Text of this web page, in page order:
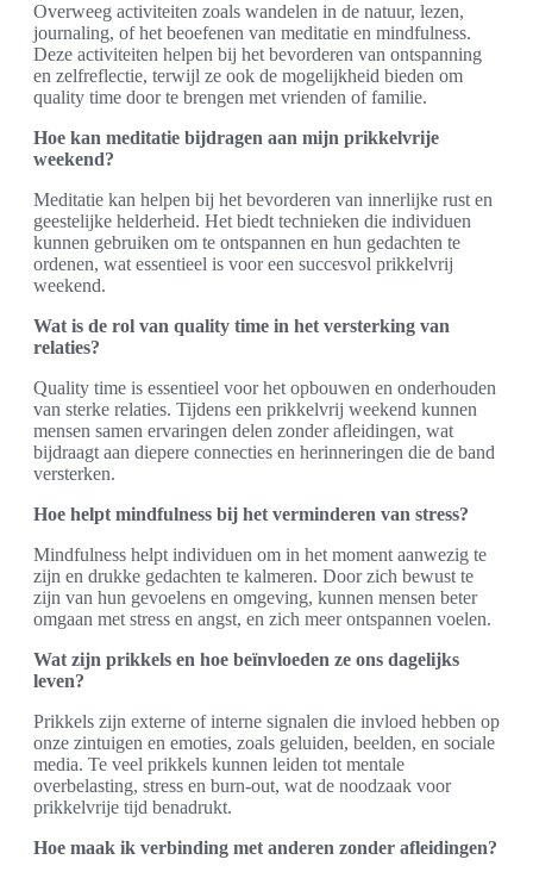
Overweeg activiteiten zoals wandelen in de natuur, lezen,
journaling, of het beoefenen van meditatie en mindfulness.
Deze activiteiten helpen bij het bevorderen van ontspanning
en zelfreflectie, terwijl ze ook de mogelijkheid bieden om
quality time door te brengen met vrienden of familie.
Hoe kan meditatie bijdragen aan mijn prikkelvrije
weekend?
Meditatie kan helpen bij het bevorderen van innerlijke rust en
geestelijke helderheid. Het biedt technieken die individuen
kunnen gebruiken om te ontspannen en hun gedachten te
ordenen, wat essentieel is voor een succesvol prikkelvrij
weekend.
Wat is de rol van quality time in het versterking van
relaties?
Quality time is essentieel voor het opbouwen en onderhouden
van sterke relaties. Tijdens een prikkelvrij weekend kunnen
mensen samen ervaringen delen zonder afleidingen, wat
bijdraagt aan diepere connecties en herinneringen die de band
versterken.
Hoe helpt mindfulness bij het verminderen van stress?
Mindfulness helpt individuen om in het moment aanwezig te
zijn en drukke gedachten te kalmeren. Door zich bewust te
zijn van hun gevoelens en omgeving, kunnen mensen beter
omgaan met stress en angst, en zich meer ontspannen voelen.
Wat zijn prikkels en hoe beïnvloeden ze ons dagelijks
leven?
Prikkels zijn externe of interne signalen die invloed hebben op
onze zintuigen en emoties, zoals geluiden, beelden, en sociale
media. Te veel prikkels kunnen leiden tot mentale
overbelasting, stress en burn-out, wat de noodzaak voor
prikkelvrije tijd benadrukt.
Hoe maak ik verbinding met anderen zonder afleidingen?